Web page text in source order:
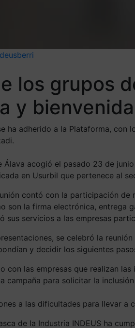
los grupos
y
ha adherido a la Plataforma,
Álava acogió el pasado 23 de
en Usurbil que pertenece al
contó con la participación de
son la firma electrónica, entrega
sus servicios a las empresas
se celebró la
y decidir los siguientes
con las empresas que realizan
campaña para solicitar la
a las dificultades para llevar a
de la Industria INDEUS ha